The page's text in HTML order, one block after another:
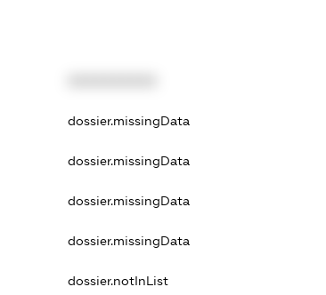
dossier.missingData
dossier.missingData
dossier.missingData
dossier.missingData
dossier.notInList